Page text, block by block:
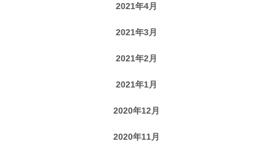
2021年4月
2021年3月
2021年2月
2021年1月
2020年12月
2020年11月